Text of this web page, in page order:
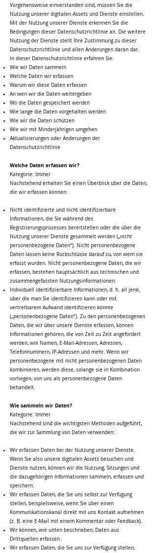
Vorgehensweise einverstanden sind, müssen Sie die
Nutzung unserer digitalen Assets und Dienste einstellen.
Mit der Nutzung unserer Dienste erkennen Sie die
Bedingungen dieser Datenschutzrichtlinie an. Die weitere
Nutzung der Dienste stellt Ihre Zustimmung zu dieser
Datenschutzrichtlinie und allen Änderungen daran dar.
In dieser Datenschutzrichtlinie erfahren Sie:
Wie wir Daten sammeln
Welche Daten wir erfassen
Warum wir diese Daten erfassen
An wen wir die Daten weitergeben
Wo die Daten gespeichert werden
Wie lange die Daten vorgehalten werden
Wie wir die Daten schützen
Wie wir mit Minderjährigen umgehen
Aktualisierungen oder Änderungen der
Datenschutzrichtlinie
Welche Daten erfassen wir?
Kategorie: Immer
Nachstehend erhalten Sie einen Überblick über die Daten,
die wir erfassen können:
Nicht identifizierte und nicht identifizierbare
Informationen, die Sie während des
Registrierungsprozesses bereitstellen oder die über die
Nutzung unserer Dienste gesammelt werden („nicht
personenbezogene Daten“). Nicht personenbezogene
Daten lassen keine Rückschlüsse darauf zu, von wem sie
erfasst wurden. Nicht personenbezogene Daten, die wir
erfassen, bestehen hauptsächlich aus technischen und
zusammengefassten Nutzungsinformationen.
Individuell identifizierbare Informationen, d. h. all jene,
über die man Sie identifizieren kann oder mit
vertretbarem Aufwand identifizieren könnte
(„personenbezogene Daten“). Zu den personenbezogenen
Daten, die wir über unsere Dienste erfassen, können
Informationen gehören, die von Zeit zu Zeit angefordert
werden, wie Namen, E-Mail-Adressen, Adressen,
Telefonnummern, IP-Adressen und mehr. Wenn wir
personenbezogene mit nicht personenbezogenen Daten
kombinieren, werden diese, solange sie in Kombination
vorliegen, von uns als personenbezogene Daten
behandelt.
Wie sammeln wir Daten?
Kategorie: Immer
Nachstehend sind die wichtigsten Methoden aufgeführt,
die wir zur Sammlung von Daten verwenden:
Wir erfassen Daten bei der Nutzung unserer Dienste.
Wenn Sie also unsere digitalen Assets besuchen und
Dienste nutzen, können wir die Nutzung, Sitzungen und
die dazugehörigen Informationen sammeln, erfassen und
speichern.
Wir erfassen Daten, die Sie uns selbst zur Verfügung
stellen, beispielsweise, wenn Sie über einen
Kommunikationskanal direkt mit uns Kontakt aufnehmen
(z. B. eine E-Mail mit einem Kommentar oder Feedback).
Wir können, wie unten beschrieben, Daten aus
Drittquellen erfassen.
Wir erfassen Daten, die Sie uns zur Verfügung stellen,